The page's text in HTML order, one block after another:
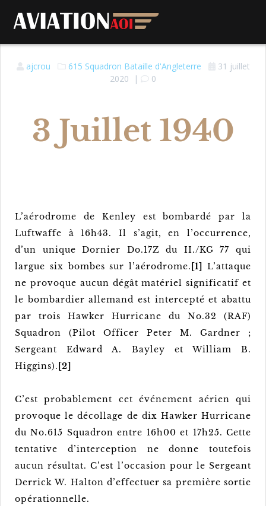
ajcrou 615 Squadron Bataille d'Angleterre
31 juillet
2020 | 0
3 Juillet 1940
L’aérodrome de Kenley est bombardé par la
Luftwaffe à 16h43. Il s’agit, en l’occurrence,
d’un unique Dornier Do.17Z du II./KG 77 qui
largue six bombes sur l’aérodrome. [1]
L’attaque
ne provoque aucun dégât matériel significatif et
le bombardier allemand est intercepté et abattu
par trois Hawker Hurricane du No.32 (RAF)
Squadron (Pilot Officer Peter M. Gardner ;
Sergeant Edward A. Bayley et William B.
Higgins). [2]
C’est probablement cet événement aérien qui
provoque le décollage de dix Hawker Hurricane
du No.615 Squadron entre 16h00 et 17h25. Cette
tentative d’interception ne donne toutefois
aucun résultat. C’est l’occasion pour le Sergeant
Derrick W. Halton d’effectuer sa première sortie
opérationnelle.